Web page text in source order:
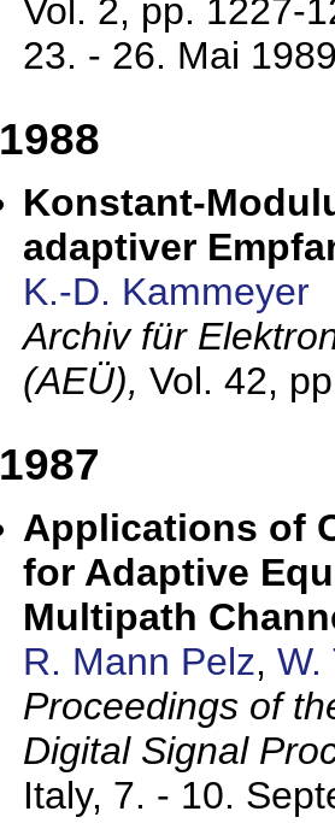
Vol. 2, pp. 1227-
23. - 26. Mai
1988
Konstant-
adaptiver
K.-D. Kammeyer
Archiv für
(AEÜ), Vol. 42,
1987
Applications of
for Adaptive
Multipath
R. Mann Pelz, W.
Proceedings of
Digital Signal
Italy, 7. - 10.